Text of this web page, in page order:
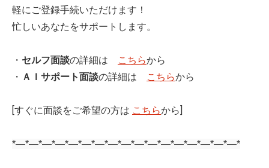
軽にご登録手続いただけます！
忙しいあなたをサポートします。
・ セルフ面談の詳細は こちらから
・ ＡＩサポート面談の詳細は こちらから
[すぐに面談をご希望の方は こちらから]
*—*—*—*—*—*—*—*—*—*—*—*—*—*—*—*—*—*